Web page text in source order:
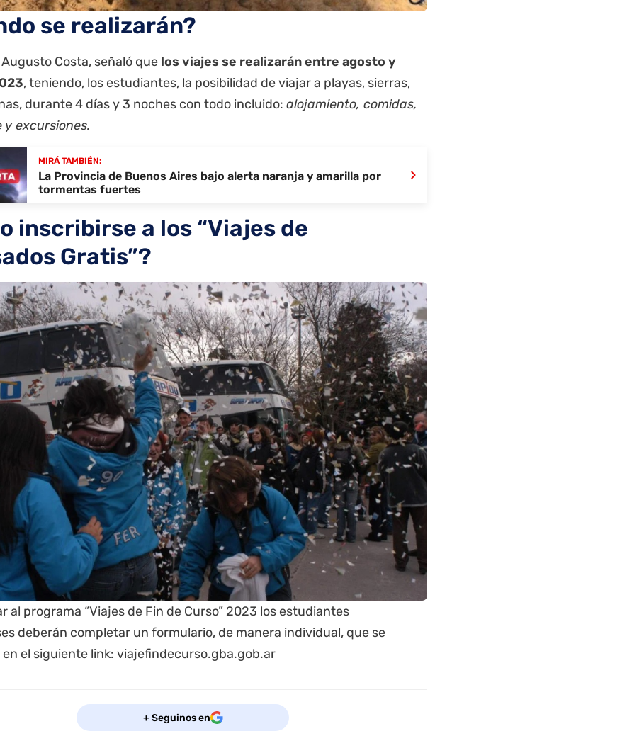
se realizarán?
Costa, señaló que los viajes se realizarán entre agosto y
, teniendo, los estudiantes, la posibilidad de viajar a playas, sierras,
durante 4 días y 3 noches con todo incluido: alojamiento, comidas,
excursiones.
MIRÁ TAMBIÉN:
La Provincia de Buenos Aires bajo alerta naranja y amarilla por
tormentas fuertes
›
inscribirse a los “Viajes de
Gratis”?
al programa “Viajes de Fin de Curso” 2023 los estudiantes
deberán completar un formulario, de manera individual, que se
el siguiente link: viajefindecurso.gba.gob.ar
+ Seguinos en